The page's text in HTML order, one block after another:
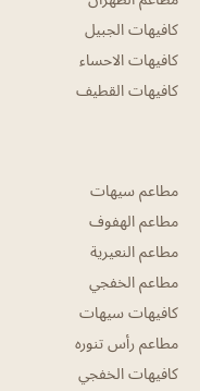
كافيهات الجبيل
كافيهات الاحساء
كافيهات القطيف
مطاعم سيهات
مطاعم الهفوف
مطاعم النعيرية
مطاعم الخفجي
كافيهات سيهات
مطاعم رأس تنوره
كافيهات الخفجي